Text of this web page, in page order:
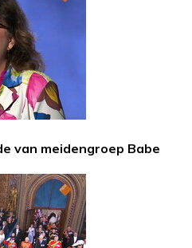
van meidengroep Babe